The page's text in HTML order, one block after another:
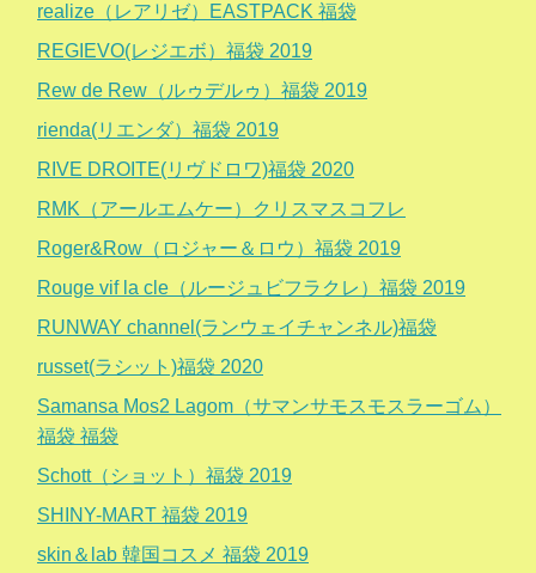
realize（レアリゼ）EASTPACK 福袋
REGIEVO(レジエボ）福袋 2019
Rew de Rew（ルゥデルゥ）福袋 2019
rienda(リエンダ）福袋 2019
RIVE DROITE(リヴドロワ)福袋 2020
RMK（アールエムケー）クリスマスコフレ
Roger&Row（ロジャー＆ロウ）福袋 2019
Rouge vif la cle（ルージュビフラクレ）福袋 2019
RUNWAY channel(ランウェイチャンネル)福袋
russet(ラシット)福袋 2020
Samansa Mos2 Lagom（サマンサモスモスラーゴム）
福袋 福袋
Schott（ショット）福袋 2019
SHINY-MART 福袋 2019
skin＆lab 韓国コスメ 福袋 2019